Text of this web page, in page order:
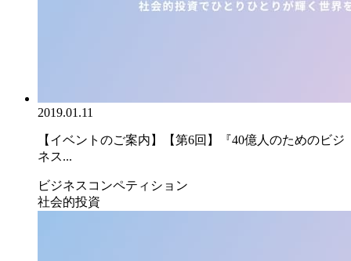
2019.01.11
【イベントのご案内】【第6回】『40億人のためのビジ
ネス...
ビジネスコンペティション
社会的投資